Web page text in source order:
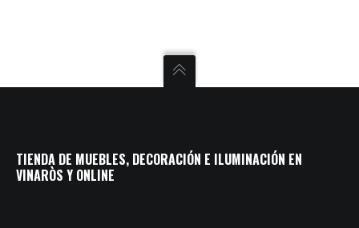
TIENDA DE MUEBLES, DECORACIÓN E ILUMINACIÓN EN
VINARÒS Y ONLINE